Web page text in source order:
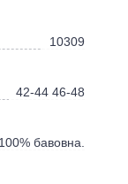
10309
42-44 46-48
бавовна.